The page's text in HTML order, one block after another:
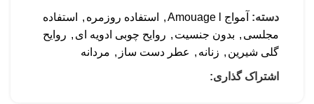
دسته: آمواج Amouage l , استفاده روزمره ,
استفاده
مجلسی , بدون جنسیت , روایح چوبی ادویه ای , روایح
گلی شیرین , زنانه , عطر دست ساز , مردانه
اشتراک گذاری: